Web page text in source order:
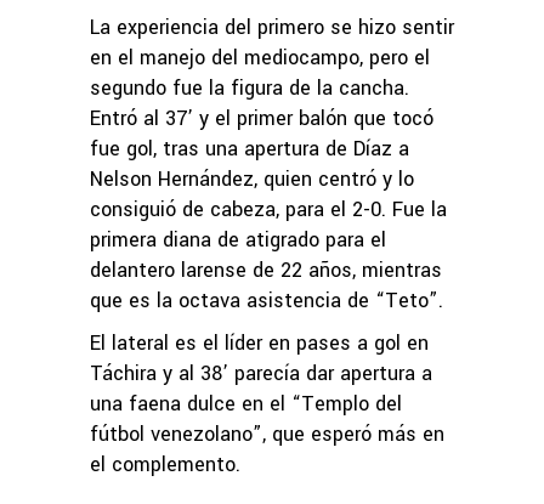
La experiencia del primero se hizo sentir
en el manejo del mediocampo, pero el
segundo fue la figura de la cancha.
Entró al 37’ y el primer balón que tocó
fue gol, tras una apertura de Díaz a
Nelson Hernández, quien centró y lo
consiguió de cabeza, para el 2-0. Fue la
primera diana de atigrado para el
delantero larense de 22 años, mientras
que es la octava asistencia de “Teto”.
El lateral es el líder en pases a gol en
Táchira y al 38’ parecía dar apertura a
una faena dulce en el “Templo del
fútbol venezolano”, que esperó más en
el complemento.